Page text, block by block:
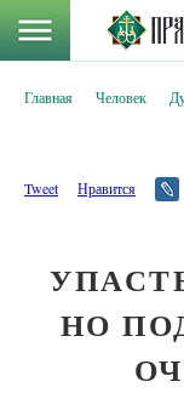
Главная Человек
Tweet Нравится
НО